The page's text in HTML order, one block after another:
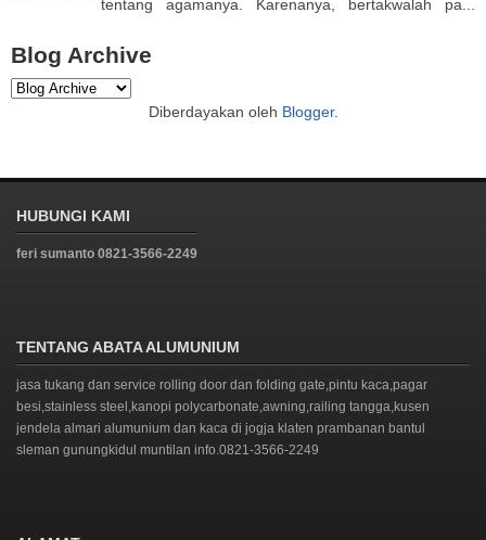
tentang agamanya. Karenanya, bertakwalah pa...
Blog Archive
Diberdayakan oleh Blogger.
HUBUNGI KAMI
feri sumanto 0821-3566-2249
TENTANG ABATA ALUMUNIUM
jasa tukang dan service rolling door dan folding gate,pintu kaca,pagar
besi,stainless steel,kanopi polycarbonate,awning,railing tangga,kusen
jendela almari alumunium dan kaca di jogja klaten prambanan bantul
sleman gunungkidul muntilan info.0821-3566-2249